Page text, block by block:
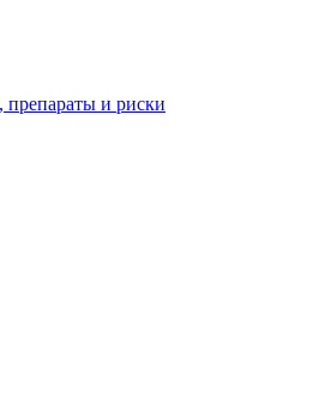
препараты и риски